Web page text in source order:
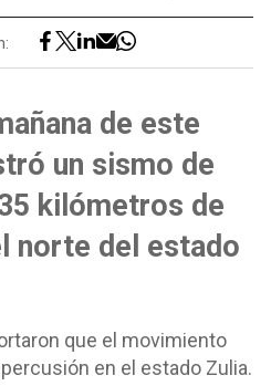
de este
un sismo de
kilómetros de
norte del estado
que el movimiento
en el estado Zulia.